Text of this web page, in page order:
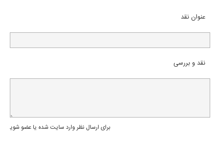
عنوان نقد
نقد و بررسی
برای ارسال نظر وارد سایت شده یا عضو شوید